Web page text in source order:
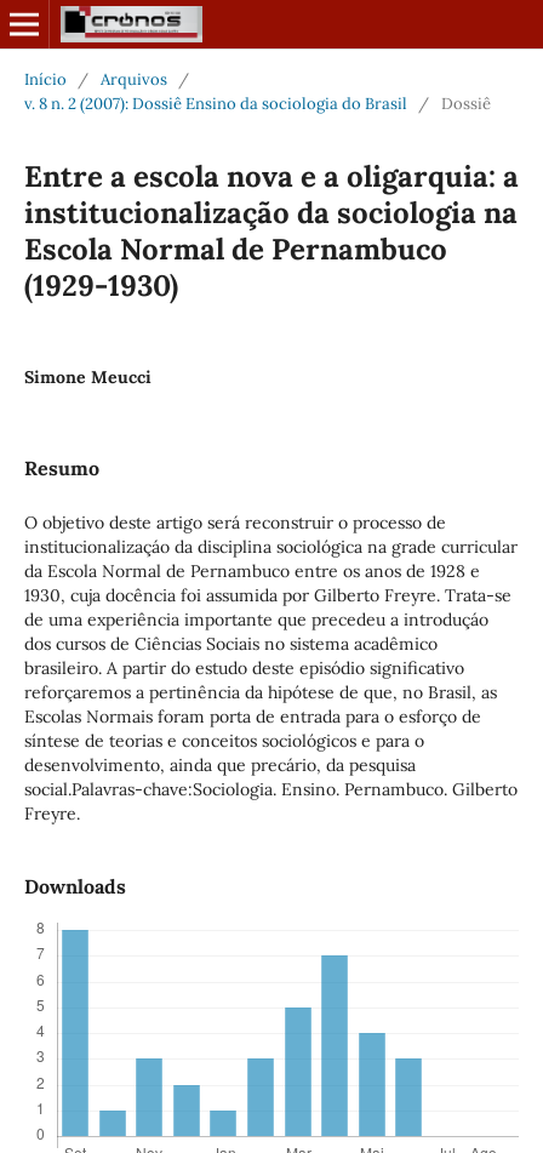
Início / Arquivos
/
v. 8 n. 2 (2007): Dossiê Ensino da sociologia do Brasil
/ Dossiê
Entre a escola nova e a oligarquia: a
institucionalização da sociologia na
Escola Normal de Pernambuco
(1929-1930)
Simone Meucci
Resumo
O objetivo deste artigo será reconstruir o processo de
institucionalizaçáo da disciplina sociológica na grade curricular
da Escola Normal de Pernambuco entre os anos de 1928 e
1930, cuja docência foi assumida por Gilberto Freyre. Trata-se
de uma experiência importante que precedeu a introduçáo
dos cursos de Ciências Sociais no sistema acadêmico
brasileiro. A partir do estudo deste episódio significativo
reforçaremos a pertinência da hipótese de que, no Brasil, as
Escolas Normais foram porta de entrada para o esforço de
síntese de teorias e conceitos sociológicos e para o
desenvolvimento, ainda que precário, da pesquisa
social.Palavras-chave:Sociologia. Ensino. Pernambuco. Gilberto
Freyre.
Downloads